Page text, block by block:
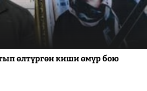
өлтүргөн киши өмүр бою